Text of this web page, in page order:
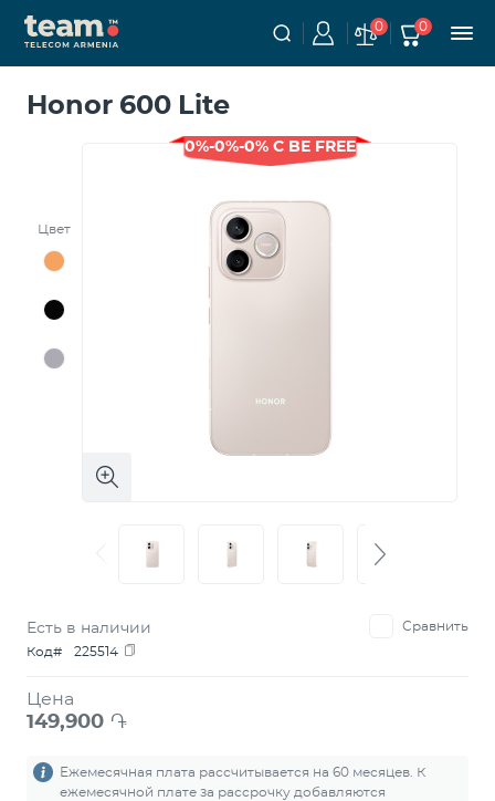
0 0
Honor 600 Lite
Цвет
0%-0%-0% С BE FREE
Есть в наличии
Сравнить
Код#
225514
Цена
149,900 ֏
Ежемесячная плата рассчитывается на 60 месяцев. К
ежемесячной плате за рассрочку добавляются